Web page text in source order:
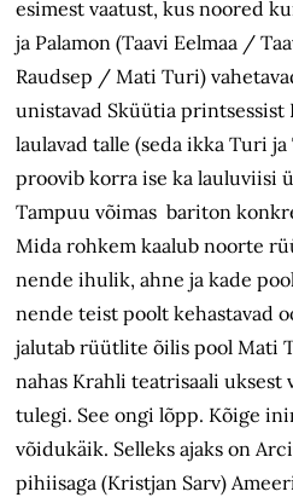
esimest vaatust, kus noored
ja Palamon (Taavi Eelmaa /
Raudsep / Mati Turi)
unistavad Sküütia printsessist
laulavad talle (seda ikka Turi
proovib korra ise ka lauluviisi
Tampuu võimas bariton
Mida rohkem kaalub noorte
nende ihulik, ahne ja kade
nende teist poolt kehastavad
jalutab rüütlite õilis pool Mati
nahas Krahli teatrisaali uksest
tulegi. See ongi lõpp. Kõige
võidukäik. Selleks ajaks on
pihiisaga (Kristjan Sarv)